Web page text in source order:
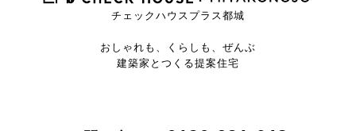
チェックハウスプラス都城
おしゃれも、くらしも、ぜんぶ
建築家とつくる提案住宅